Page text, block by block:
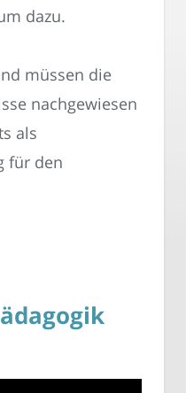
dazu.
müssen die
nachgewiesen
als
für den